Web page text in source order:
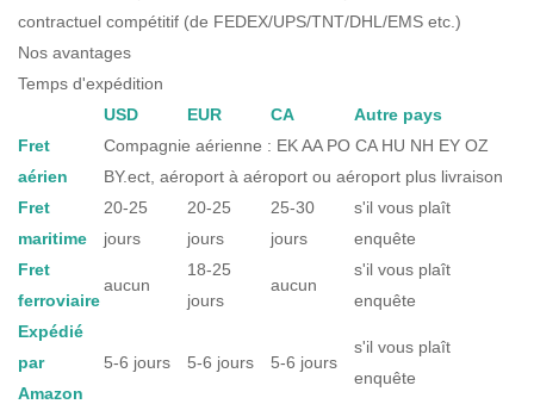
contractuel compétitif (de FEDEX/UPS/TNT/DHL/EMS etc.)
Nos avantages
Temps d'expédition
USD
EUR CA
Autre pays
Fret
aérien
Compagnie aérienne : EK AA PO CA HU NH EY OZ
BY.ect, aéroport à aéroport ou aéroport plus livraison
Fret
maritime
20-25
jours
20-25
jours
25-30
jours
s'il vous plaît
enquête
Fret
ferroviaire
aucun
18-25
jours
aucun
s'il vous plaît
enquête
Expédié
par
Amazon
5-6 jours 5-6 jours 5-6 jours
s'il vous plaît
enquête